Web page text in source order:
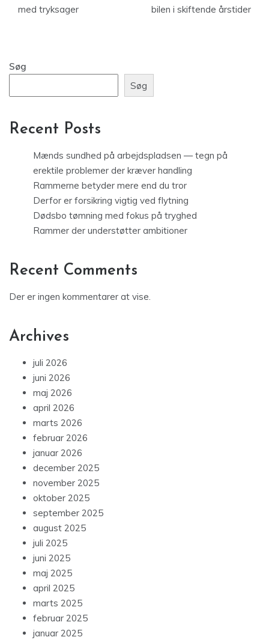
med tryksager bilen i skiftende årstider
Søg
Søg
Recent Posts
Mænds sundhed på arbejdspladsen — tegn på
erektile problemer der kræver handling
Rammerne betyder mere end du tror
Derfor er forsikring vigtig ved flytning
Dødsbo tømning med fokus på tryghed
Rammer der understøtter ambitioner
Recent Comments
Der er ingen kommentarer at vise.
Archives
juli 2026
juni 2026
maj 2026
april 2026
marts 2026
februar 2026
januar 2026
december 2025
november 2025
oktober 2025
september 2025
august 2025
juli 2025
juni 2025
maj 2025
april 2025
marts 2025
februar 2025
januar 2025